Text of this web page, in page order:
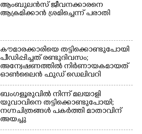
ആംബുലൻസ് ജീവനക്കാരനെ
ആക്രമിക്കാൻ ശ്രമിച്ചെന്ന് പരാതി
കൗമാരക്കാരിയെ തട്ടിക്കൊണ്ടുപോയി
പീഡിപ്പിച്ചത് രണ്ടുദിവസം;
അന്വേഷണത്തിൽ നിർണായകമായത്
ഓൺലൈൻ ഫുഡ് ഡെലിവറി
ബംഗളൂരുവിൽ നിന്ന് മലയാളി
യുവാവിനെ തട്ടിക്കൊണ്ടുപോയി;
നഗ്നചിത്രങ്ങൾ പകർത്തി മാതാവിന്
അയച്ചു